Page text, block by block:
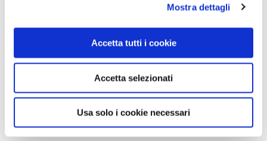
Mostra dettagli
Accetta tutti i cookie
Accetta selezionati
Usa solo i cookie necessari